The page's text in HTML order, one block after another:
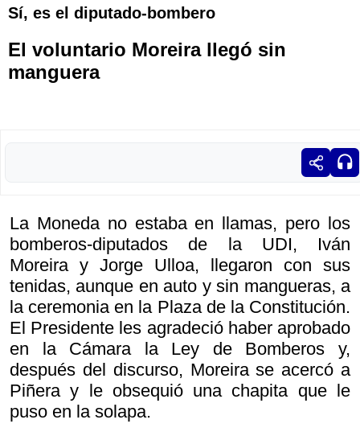
Sí, es el diputado-bombero
El voluntario Moreira llegó sin
manguera
La Moneda no estaba en llamas, pero los
bomberos-diputados de la UDI, Iván
Moreira y Jorge Ulloa, llegaron con sus
tenidas, aunque en auto y sin mangueras, a
la ceremonia en la Plaza de la Constitución.
El Presidente les agradeció haber aprobado
en la Cámara la Ley de Bomberos y,
después del discurso, Moreira se acercó a
Piñera y le obsequió una chapita que le
puso en la solapa.